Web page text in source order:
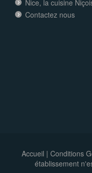
Nice, la cuisine
Contactez nous
Accueil | Conditions
établissement